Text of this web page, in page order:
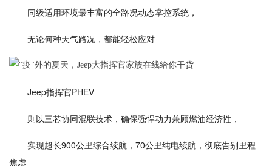
同级适用环境最丰富的全路况动态掌控系统，
无论何种天气路况，都能轻松应对
Jeep指挥官PHEV
则以三芯协同混联技术，确保强悍动力兼顾燃油经济性，
实现超长900公里综合续航，70公里纯电续航，彻底告别里程
焦虑